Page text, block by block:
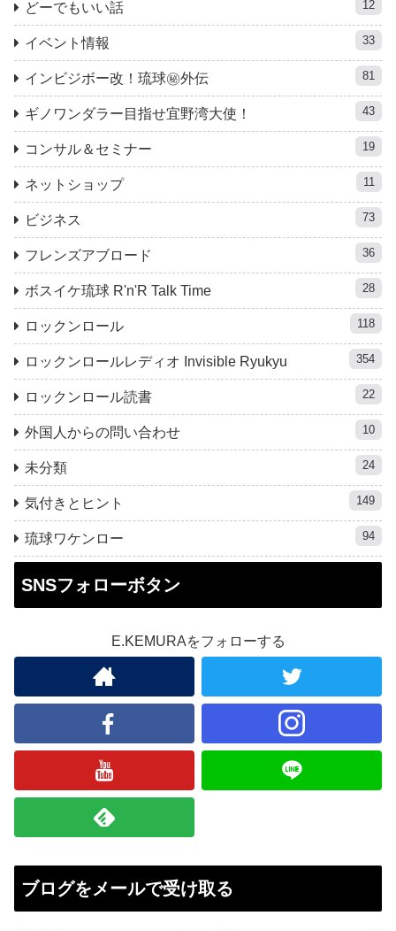
どーでもいい話 12
イベント情報 33
インビジボー改！琉球㊙︎外伝 81
ギノワンダラー目指せ宜野湾大使！ 43
コンサル＆セミナー 19
ネットショップ 11
ビジネス 73
フレンズアブロード 36
ボスイケ琉球 R'n'R Talk Time 28
ロックンロール 118
ロックンロールレディオ Invisible Ryukyu 354
ロックンロール読書 22
外国人からの問い合わせ 10
未分類 24
気付きとヒント 149
琉球ワケンロー 94
SNSフォローボタン
E.KEMURAをフォローする
ブログをメールで受け取る